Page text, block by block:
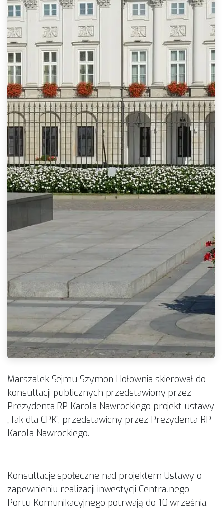
Marszalek Sejmu Szymon Hołownia skierował do
konsultacji publicznych przedstawiony przez
Prezydenta RP Karola Nawrockiego projekt ustawy
„Tak dla CPK”, przedstawiony przez Prezydenta RP
Karola Nawrockiego.
Konsultacje społeczne nad projektem Ustawy o
zapewnieniu realizacji inwestycji Centralnego
Portu Komunikacyjnego potrwają do 10 września.